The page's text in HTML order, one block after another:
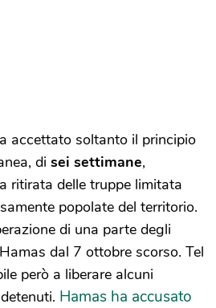
accettato soltanto il principio
di sei settimane,
ritirata delle truppe limitata
popolate del territorio.
di una parte degli
dal 7 ottobre scorso. Tel
però a liberare alcuni
Hamas ha accusato